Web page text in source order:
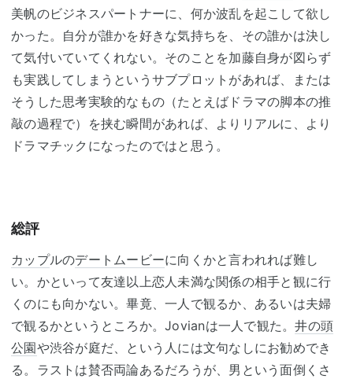
美帆のビジネスパートナーに、何か波乱を起こして欲し
かった。自分が誰かを好きな気持ちを、その誰かは決し
て気付いていてくれない。そのことを加藤自身が図らず
も実践してしまうというサブプロットがあれば、または
そうした思考実験的なもの（たとえばドラマの脚本の推
敲の過程で）を挟む瞬間があれば、よりリアルに、より
ドラマチックになったのではと思う。
総評
カップルのデートムービーに向くかと言われれば難し
い。かといって友達以上恋人未満な関係の相手と観に行
くのにも向かない。畢竟、一人で観るか、あるいは夫婦
で観るかというところか。Jovianは一人で観た。井の頭
公園や渋谷が庭だ、という人には文句なしにお勧めでき
る。ラストは賛否両論あるだろうが、男という面倒くさ